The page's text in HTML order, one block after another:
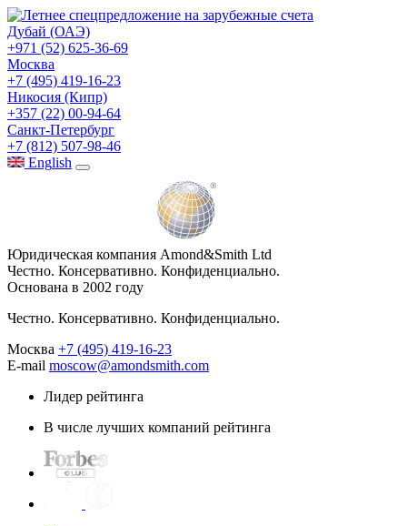
Дубай (ОАЭ)
+971 (52) 625-36-69
Москва
+7 (495) 419-16-23
Никосия (Кипр)
+357 (22) 00-94-64
Санкт-Петербург
+7 (812) 507-98-46
English
Юридическая компания Amond&Smith Ltd
Честно. Консервативно. Конфиденциально.
Основана в 2002 году
Честно. Консервативно. Конфиденциально.
Москва +7 (495) 419-16-23
E-mail moscow@amondsmith.com
Лидер рейтинга
В числе лучших компаний рейтинга